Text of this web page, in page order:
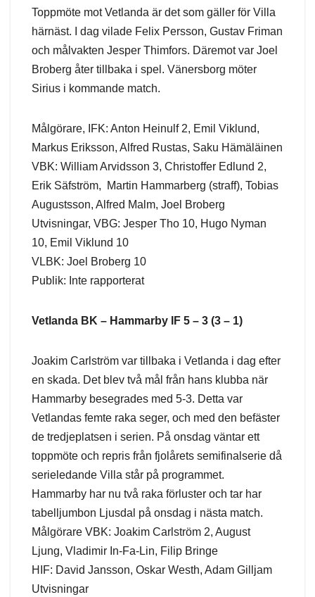
Toppmöte mot Vetlanda är det som gäller för Villa
härnäst. I dag vilade Felix Persson, Gustav Friman
och målvakten Jesper Thimfors. Däremot var Joel
Broberg åter tillbaka i spel. Vänersborg möter
Sirius i kommande match.
Målgörare, IFK: Anton Heinulf 2, Emil Viklund,
Markus Eriksson, Alfred Rustas, Saku Hämäläinen
VBK: William Arvidsson 3, Christoffer Edlund 2,
Erik Säfström, Martin Hammarberg (straff), Tobias
Augustsson, Alfred Malm, Joel Broberg
Utvisningar, VBG: Jesper Tho 10, Hugo Nyman
10, Emil Viklund 10
VLBK: Joel Broberg 10
Publik: Inte rapporterat
Vetlanda BK – Hammarby IF 5 – 3 (3 – 1)
Joakim Carlström var tillbaka i Vetlanda i dag efter
en skada. Det blev två mål från hans klubba när
Hammarby besegrades med 5-3. Detta var
Vetlandas femte raka seger, och med den befäster
de tredjeplatsen i serien. På onsdag väntar ett
toppmöte och repris från fjolårets semifinalserie då
serieledande Villa står på programmet.
Hammarby har nu två raka förluster och tar har
tabelljumbon Ljusdal på onsdag i nästa match.
Målgörare VBK: Joakim Carlström 2, August
Ljung, Vladimir In-Fa-Lin, Filip Bringe
HIF: David Jansson, Oskar Westh, Adam Gilljam
Utvisningar